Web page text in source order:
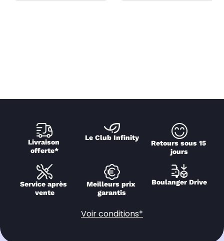
Livraison
offerte*
Le Club Infinity
Retours sous 15
jours
Service après
vente
Meilleurs prix
garantis
Boulanger Drive
Voir conditions*